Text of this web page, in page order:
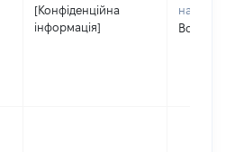
[Конфіденційна
інформація]